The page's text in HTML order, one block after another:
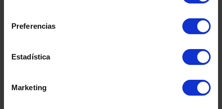
Preferencias
Estadística
Marketing
Población